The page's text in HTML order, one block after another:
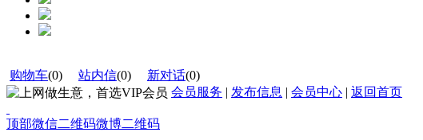
购物车(0) 站内信(0) 新对话(0)
会员服务
发布信息 会员中心 返回首页
顶部微信二维码微博二维码